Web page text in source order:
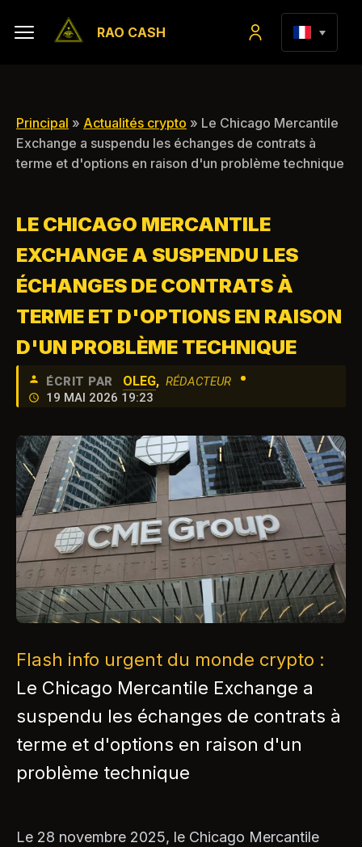
RAO CASH
Principal » Actualités crypto » Le Chicago Mercantile
Exchange a suspendu les échanges de contrats à
terme et d'options en raison d'un problème technique
LE CHICAGO MERCANTILE
EXCHANGE A SUSPENDU LES
ÉCHANGES DE CONTRATS À
TERME ET D'OPTIONS EN RAISON
D'UN PROBLÈME TECHNIQUE
ÉCRIT PAR OLEG, RÉDACTEUR •
19 MAI 2026 19:23
Flash info urgent du monde crypto :
Le Chicago Mercantile Exchange a
suspendu les échanges de contrats à
terme et d'options en raison d'un
problème technique
Le 28 novembre 2025, le Chicago Mercantile